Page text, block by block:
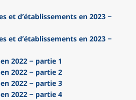
et d’établissements en 2023 −
et d’établissements en 2023 −
2022 − partie 1
2022 − partie 2
2022 − partie 3
2022 − partie 4